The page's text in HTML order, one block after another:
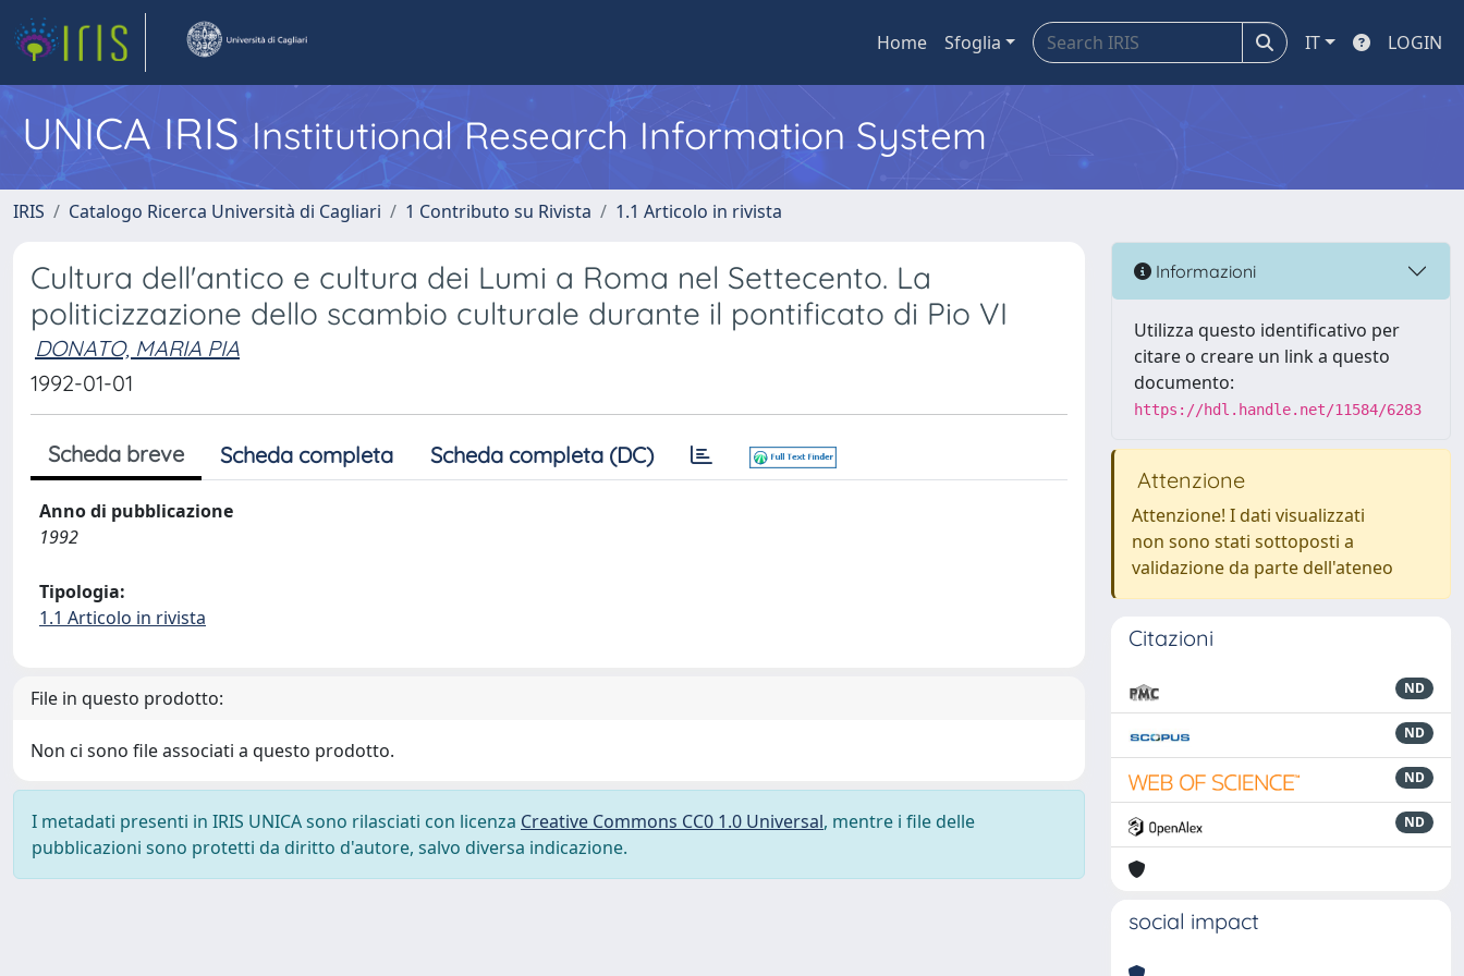
Home Sfoglia IT LOGIN
UNICA IRISInstitutional Research Information System
IRIS Catalogo Ricerca Università di Cagliari 1 Contributo su Rivista 1.1 Articolo in rivista
Cultura dell'antico e cultura dei Lumi a Roma nel Settecento. La
politicizzazione dello scambio culturale durante il pontificato di Pio VI
DONATO, MARIA PIA
1992-01-01
Scheda breve Scheda completa Scheda completa (DC)
Anno di pubblicazione
1992
Tipologia:
1.1 Articolo in rivista
File in questo prodotto:
Non ci sono file associati a questo prodotto.
I metadati presenti in IRIS UNICA sono rilasciati con licenza Creative Commons CC0 1.0 Universal, mentre i file delle
pubblicazioni sono protetti da diritto d'autore, salvo diversa indicazione.
Informazioni
Utilizza questo identificativo per
citare o creare un link a questo
documento:
https://hdl.handle.net/11584/6283
Attenzione
Attenzione! I dati visualizzati
non sono stati sottoposti a
validazione da parte dell'ateneo
Citazioni
ND
ND
ND
ND
social impact